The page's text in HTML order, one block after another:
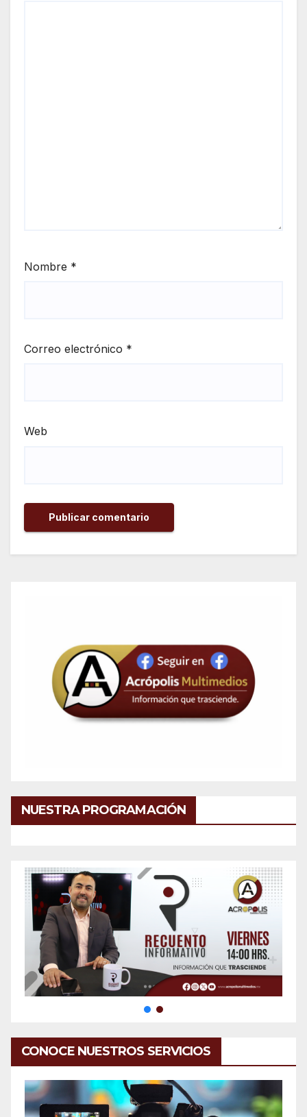
Nombre *
Correo electrónico *
Web
NUESTRA PROGRAMACIÓN
CONOCE NUESTROS SERVICIOS